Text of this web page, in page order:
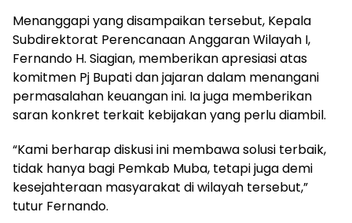
Menanggapi yang disampaikan tersebut, Kepala
Subdirektorat Perencanaan Anggaran Wilayah I,
Fernando H. Siagian, memberikan apresiasi atas
komitmen Pj Bupati dan jajaran dalam menangani
permasalahan keuangan ini. Ia juga memberikan
saran konkret terkait kebijakan yang perlu diambil.
“Kami berharap diskusi ini membawa solusi terbaik,
tidak hanya bagi Pemkab Muba, tetapi juga demi
kesejahteraan masyarakat di wilayah tersebut,”
tutur Fernando.